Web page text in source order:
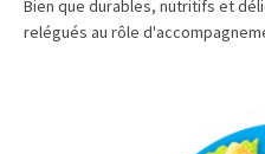
Bien que durables, nutritifs et
relégués au rôle